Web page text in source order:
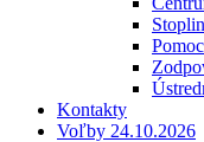
Kontakty
Voľby 24.10.2026